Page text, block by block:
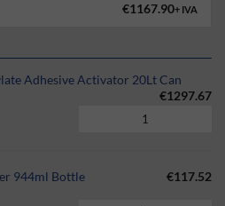
€1167.90+ IVA
Adhesive Activator 20Lt Can
€1297.67
944ml Bottle €117.52